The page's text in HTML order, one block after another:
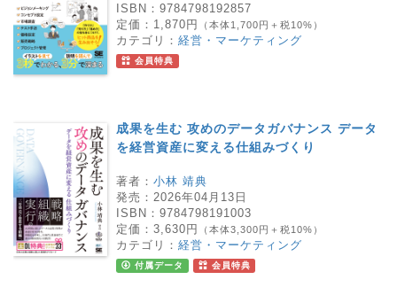
ISBN： 9784798192857
定価： 1,870円 （本体1,700円＋税10%）
カテゴリ： 経営・マーケティング
会員特典
成果を生む 攻めのデータガバナンス データ
を経営資産に変える仕組みづくり
著者： 小林 靖典
発売： 2026年04月13日
ISBN： 9784798191003
定価： 3,630円 （本体3,300円＋税10%）
カテゴリ： 経営・マーケティング
付属データ 会員特典